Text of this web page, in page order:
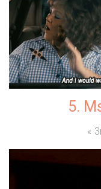
5.
«